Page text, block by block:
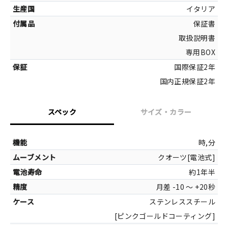
イタリア
保証書
取扱説明書
専用BOX
国際保証2年
国内正規保証2年
スペック
時,分
クオーツ[電池式]
約1年半
月差 -10 ～ +20秒
ステンレススチール
[ピンクゴールドコーティング]
サイズ・カラー
キュービックジ